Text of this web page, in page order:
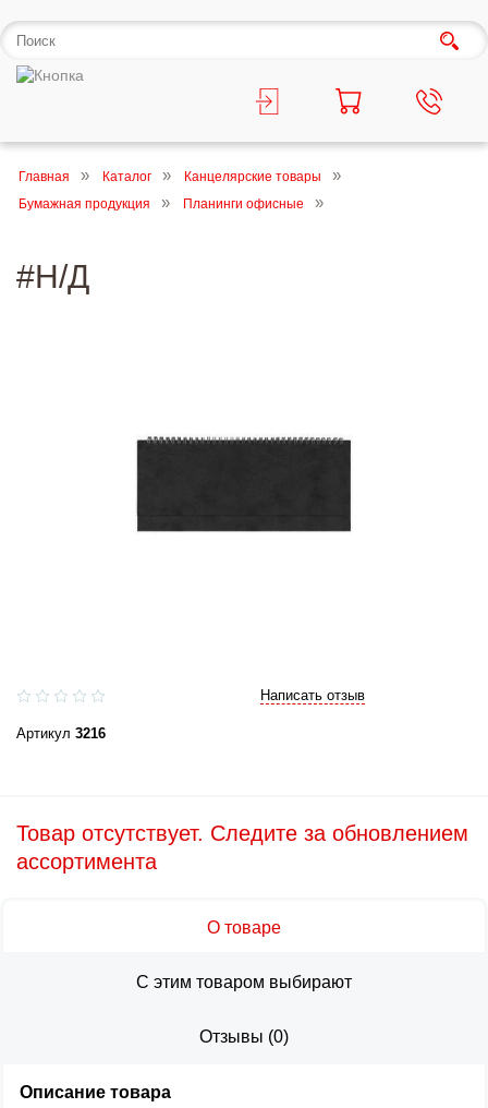
Главная Каталог
Канцелярские товары
Бумажная продукция
Планинги офисные
#Н/Д
Написать отзыв
Артикул 3216
Товар отсутствует. Следите за обновлением
ассортимента
О товаре
С этим товаром выбирают
Отзывы (0)
Описание товара